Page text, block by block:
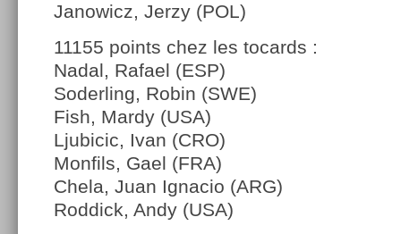
Janowicz, Jerzy (POL)
11155 points chez les tocards :
Nadal, Rafael (ESP)
Soderling, Robin (SWE)
Fish, Mardy (USA)
Ljubicic, Ivan (CRO)
Monfils, Gael (FRA)
Chela, Juan Ignacio (ARG)
Roddick, Andy (USA)